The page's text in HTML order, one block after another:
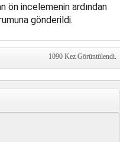
ön incelemenin ardından
gönderildi.
1090 Kez Görüntülendi.